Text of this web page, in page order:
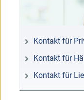
Kontakt für
Kontakt für
Kontakt für